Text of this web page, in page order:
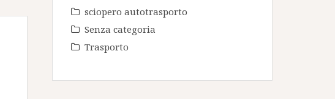
sciopero autotrasporto
Senza categoria
Trasporto